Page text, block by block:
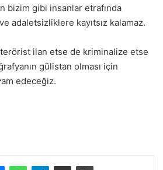
bizim gibi insanlar etrafında
adaletsizliklere kayıtsız kalamaz.
ilan etse de kriminalize etse
gülistan olması için
edeceğiz.